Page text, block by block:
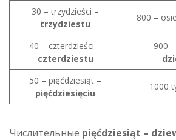
30 – trzydzieści –
trzydziestu
800 –
40 – czterdzieści –
czterdziestu
900
50 – pięćdziesiąt –
pięćdziesięciu
1000
Числительные pięćdziesiąt –